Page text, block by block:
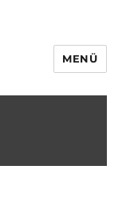
MENÜ